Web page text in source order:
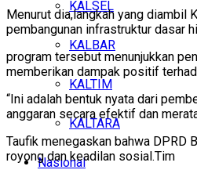
KALSEL
KALBAR
KALTIM
KALTARA
Nasional
Menurut dia,langkah yang diambil
pembangunan infrastruktur dasar
program tersebut menunjukkan
memberikan dampak positif
“Ini adalah bentuk nyata dari
anggaran secara efektif dan
Taufik menegaskan bahwa DPRD
royong dan keadilan sosial.Tim